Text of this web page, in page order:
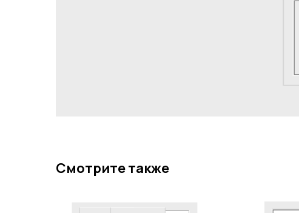
Смотрите также